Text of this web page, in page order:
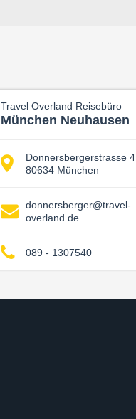
Travel Overland Reisebüro
München Neuhausen
Donnersbergerstrasse 4
80634 München
donnersberger@travel-
overland.de
089 - 1307540